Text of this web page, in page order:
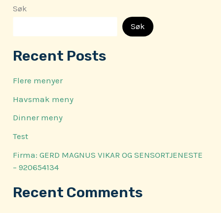
Søk
Søk
Recent Posts
Flere menyer
Havsmak meny
Dinner meny
Test
Firma: GERD MAGNUS VIKAR OG SENSORTJENESTE
– 920654134
Recent Comments